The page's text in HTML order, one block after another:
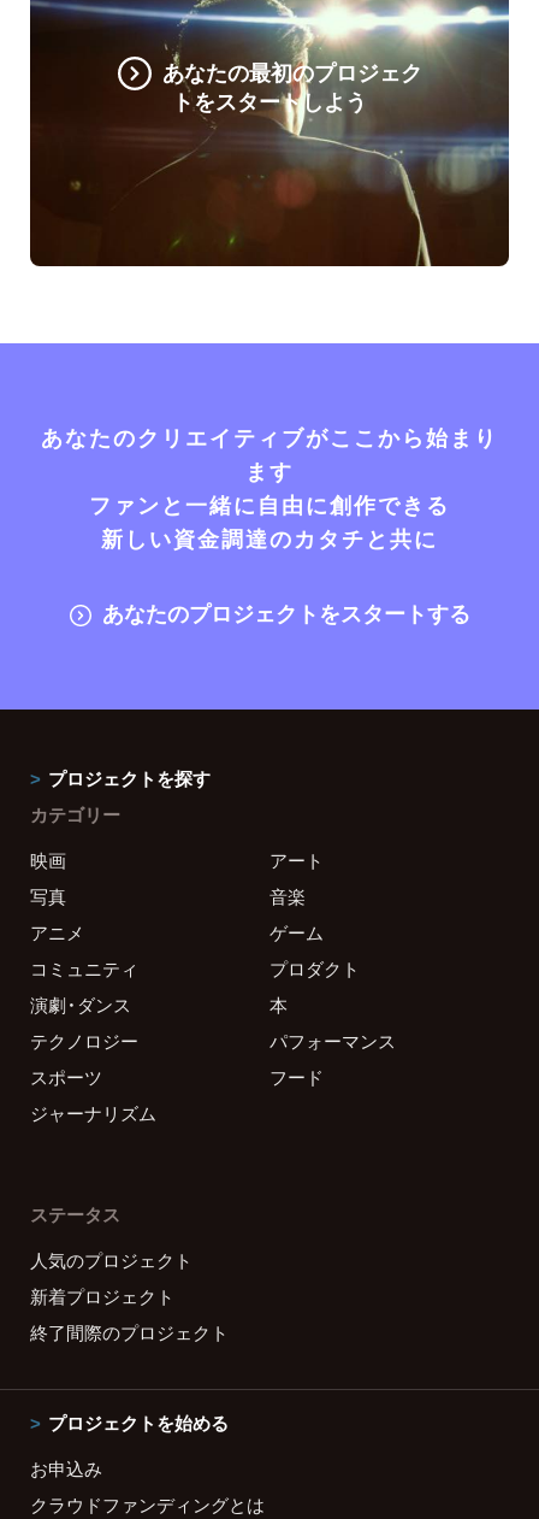
あなたの最初のプロジェク
トをスタートしよう
あなたのクリエイティブがここから始まり
ます
ファンと一緒に自由に創作できる
新しい資金調達のカタチと共に
あなたのプロジェクトをスタートする
プロジェクトを探す
カテゴリー
映画
アート
写真
音楽
アニメ
ゲーム
コミュニティ
プロダクト
演劇・ダンス
本
テクノロジー
パフォーマンス
スポーツ
フード
ジャーナリズム
ステータス
人気のプロジェクト
新着プロジェクト
終了間際のプロジェクト
プロジェクトを始める
お申込み
クラウドファンディングとは